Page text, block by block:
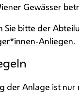
Gewässer
Sie bitte der
Anliegen.
der Anlage ist nur